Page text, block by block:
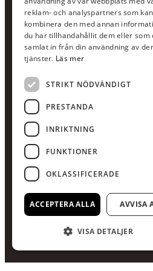
BESÖKSADRESS
Backagårdsgatan 9
511 57 Kinna
UPPGIFTER
Orgnummer
559375-8161
Swishnummer
123-615 05 28
Producerad av Gota
reklam- och analyspartners som kan
kombinera den med annan
du har tillhandahållit dem eller som
samlat in från din användning av
tjänster. Läs mer
STRIKT NÖDVÄNDIGT
PRESTANDA
INRIKTNING
FUNKTIONER
OKLASSIFICERADE
ACCEPTERA ALLA AVVISA
VISA DETALJER